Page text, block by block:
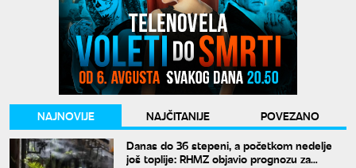
NAJNOVIJE NAJČITANIJE
POVEZANO
Danas do 36 stepeni, a početkom nedelje
još toplije: RHMZ objavio prognozu za